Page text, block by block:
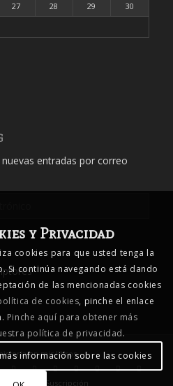
27 28 29
30
entradas por correo
en mis libros
libros Suscripción
y Privacidad
cookies para que usted tenga la
Si continúa navegando está dando
de las mencionadas cookies
de cookies, pinche el enlace
Pinche aquí para obtener más
política de privacidad.
información sobre las cookies